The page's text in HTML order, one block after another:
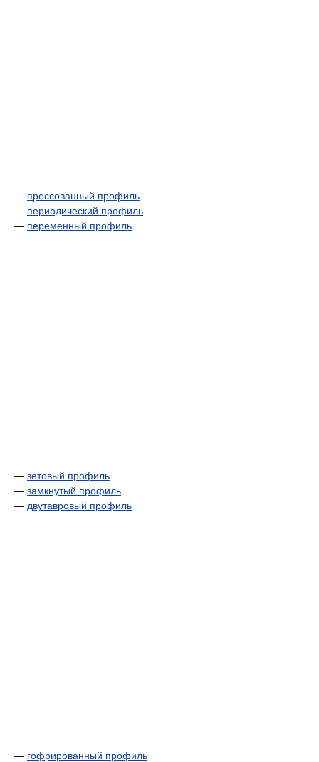
— прессованный профиль
— периодический профиль
— переменный профиль
— зетовый профиль
— замкнутый профиль
— двутавровый профиль
— гофрированный профиль